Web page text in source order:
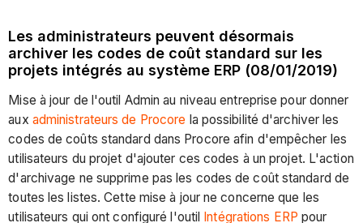
Les administrateurs peuvent désormais
archiver les codes de coût standard sur les
projets intégrés au système ERP (08/01/2019)
Mise à jour de l'outil Admin au niveau entreprise pour donner
aux administrateurs de Procore la possibilité d'archiver les
codes de coûts standard dans Procore afin d'empêcher les
utilisateurs du projet d'ajouter ces codes à un projet. L'action
d'archivage ne supprime pas les codes de coût standard de
toutes les listes. Cette mise à jour ne concerne que les
utilisateurs qui ont configuré l'outil
Intégrations ERP pour